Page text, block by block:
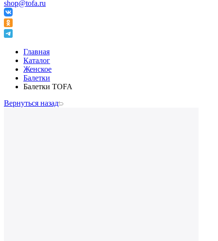
shop@tofa.ru
Главная
Каталог
Женское
Балетки
Балетки TOFA
Вернуться назад